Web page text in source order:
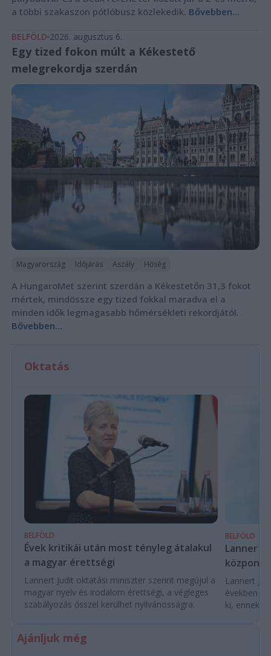
a többi szakaszon pótlóbusz közlekedik. Bővebben...
BELFÖLD 2026. augusztus 6.
Egy tized fokon múlt a Kékestető
melegrekordja szerdán
Magyarország Időjárás Aszály Hőség
A HungaroMet szerint szerdán a Kékestetőn 31,3 fokot
mértek, mindössze egy tized fokkal maradva el a
minden idők legmagasabb hőmérsékleti rekordjától.
Bővebben...
Oktatás
BELFÖLD
Évek kritikái után most tényleg átalakul
a magyar érettségi
Lannert Judit oktatási miniszter szerint megújul a
magyar nyelv és irodalom érettségi, a végleges
szabályozás ősszel kerülhet nyilvánosságra.
BELFÖLD
Lannert
Lannert
években
ki, ennek
Ajánljuk még